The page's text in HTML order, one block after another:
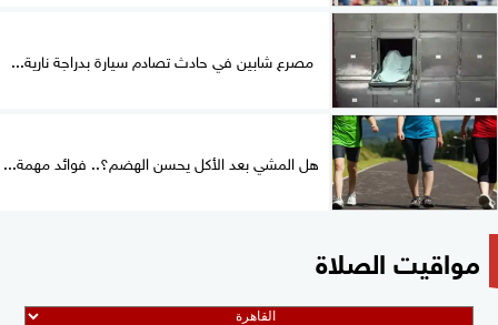
مصرع شابين في حادث تصادم سيارة بدراجة نارية...
هل المشي بعد الأكل يحسن الهضم؟.. فوائد مهمة...
مواقيت الصلاة